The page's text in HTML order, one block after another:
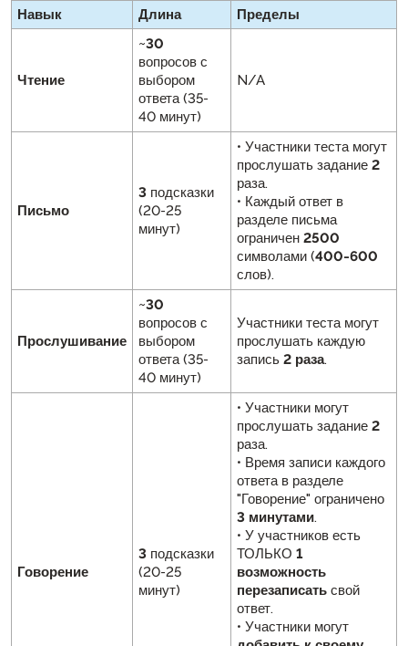
Навык Длина Пределы
Чтение
~30
вопросов с
выбором
ответа (35-
40 минут)
N/A
Письмо
3 подсказки
(20-25
минут)
• Участники теста могут
прослушать задание 2
раза.
• Каждый ответ в
разделе письма
ограничен 2500
символами (400-600
слов).
Прослушивание
~30
вопросов с
выбором
ответа (35-
40 минут)
Участники теста могут
прослушать каждую
запись 2 раза.
Говорение
3 подсказки
(20-25
минут)
• Участники могут
прослушать задание 2
раза.
• Время записи каждого
ответа в разделе
"Говорение" ограничено
3 минутами.
• У участников есть
ТОЛЬКО 1
возможность
перезаписать свой
ответ.
• Участники могут